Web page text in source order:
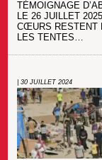
TÉMOIGNAGE
LE 26 JUILLET
CŒURS RESTENT
LES TENTES…
| 30 JUILLET 2024